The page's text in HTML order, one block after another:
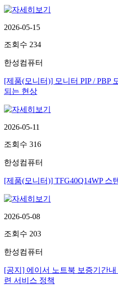
2026-05-15
조회수 234
한성컴퓨터
[제품(모니터)] 모니터 PIP / PBP
되는 현상
2026-05-11
조회수 316
한성컴퓨터
[제품(모니터)] TFG40Q14WP 스
2026-05-08
조회수 203
한성컴퓨터
[공지] 에이서 노트북 보증기간
련 서비스 정책